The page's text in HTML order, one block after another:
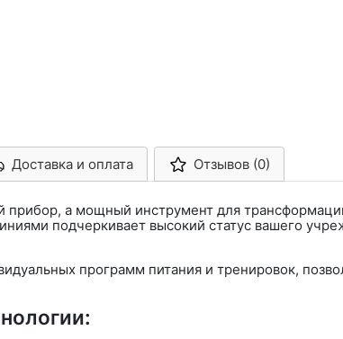
Доставка и оплата Отзывов (0)
а мощный инструмент для
подчеркивает высокий статус вашего
программ питания и тренировок,